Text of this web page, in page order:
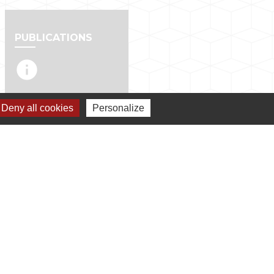
PUBLICATIONS
info
Deny all cookies Personalize